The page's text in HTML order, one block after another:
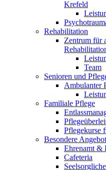
Krefeld
Rehabilitation
Zentrum für
Team
Senioren und
Ambulanter
Familiale Pflege
Pflegekurse
Besondere
Ehrenamt &
Cafeteria